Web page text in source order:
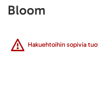
Bloom
Hakuehtoihin sopivia